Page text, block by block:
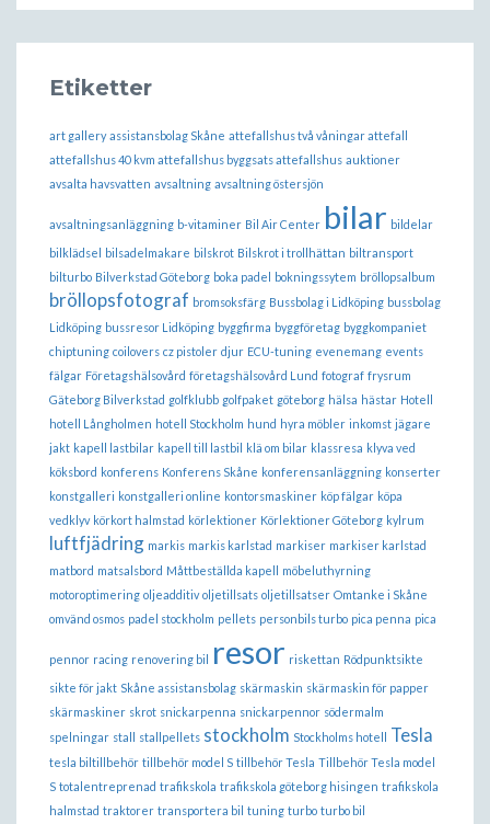
Etiketter
art gallery assistansbolag Skåne attefallshus två våningar attefall
attefallshus 40 kvm attefallshus byggsats attefallshus auktioner
avsalta havsvatten avsaltning avsaltning östersjön
avsaltningsanläggning b-vitaminer Bil Air Center bilar bildelar
bilklädsel
bilsadelmakare bilskrot Bilskrot i trollhättan biltransport
bilturbo Bilverkstad Göteborg boka padel bokningssytem bröllopsalbum
bröllopsfotograf bromsoksfärg Bussbolag i Lidköping bussbolag
Lidköping bussresor Lidköping byggfirma byggföretag byggkompaniet
chiptuning coilovers cz pistoler djur ECU-tuning evenemang events
fälgar Företagshälsovård företagshälsovård Lund fotograf frysrum
Gäteborg Bilverkstad golfklubb golfpaket göteborg hälsa hästar Hotell
hotell Långholmen hotell Stockholm hund hyra möbler inkomst jägare
jakt kapell lastbilar kapell till lastbil klä om bilar klassresa klyva ved
köksbord konferens Konferens Skåne konferensanläggning konserter
konstgalleri konstgalleri online kontorsmaskiner köp fälgar köpa
vedklyv körkort halmstad körlektioner Körlektioner Göteborg kylrum
luftfjädring markis markis karlstad markiser markiser karlstad
matbord matsalsbord Måttbeställda kapell
möbeluthyrning
motoroptimering oljeadditiv oljetillsats oljetillsatser Omtanke i Skåne
omvänd osmos padel stockholm pellets personbils turbo pica penna pica
pennor racing renovering bil resor riskettan Rödpunktsikte
sikte för jakt Skåne assistansbolag skärmaskin skärmaskin för papper
skärmaskiner skrot snickarpenna snickarpennor södermalm
spelningar stall stallpellets stockholm Stockholms hotell Tesla
tesla biltillbehör tillbehör model S tillbehör Tesla Tillbehör Tesla model
S totalentreprenad trafikskola trafikskola göteborg hisingen trafikskola
halmstad traktorer transportera bil tuning turbo turbo bil